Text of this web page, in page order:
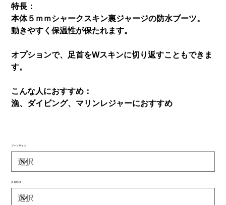
特長：
本体５ｍｍシャークスキン裏ジャージの防水ブーツ。
動きやすく保温性が保たれます。
オプションで、足首をWスキンに切り返すこともできま
す。
こんな人におすすめ：
漁、ダイビング、マリンレジャーにおすすめ
ブーツサイズ
足首処理